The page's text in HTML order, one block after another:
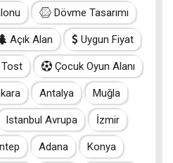
Dövme Tasarımı
Açık Alan Uygun Fiyat
Tost Çocuk Oyun Alanı
Antalya Muğla
Istanbul Avrupa İzmir
Adana Konya